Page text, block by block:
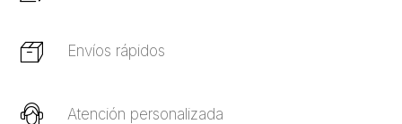
Envíos rápidos
Atención personalizada